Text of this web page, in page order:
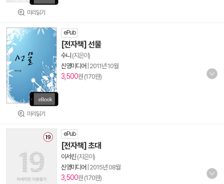
미리읽기
미리읽기
ePub
[전자책] 선물
수니 (지은이)
신영미디어 2011년 10월
3,500원 (170원)
ePub
[전자책] 초대
이서린 (지은이)
신영미디어 2015년 08월
3,500원 (170원)